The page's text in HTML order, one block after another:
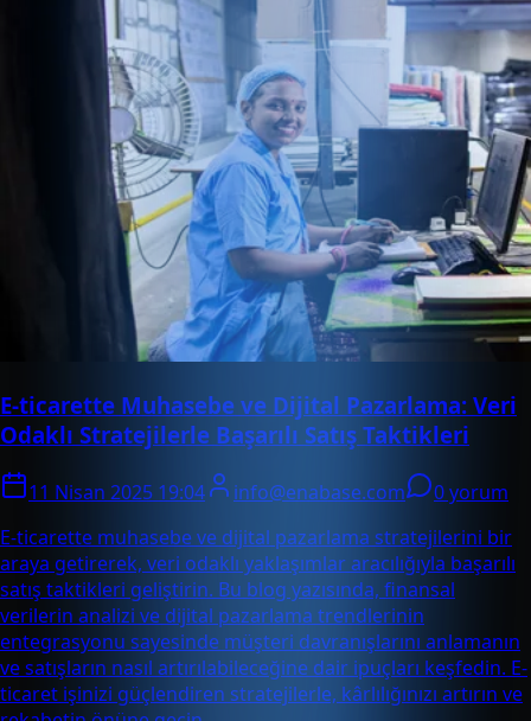
E-ticarette Muhasebe ve Dijital Pazarlama: Veri
Odaklı Stratejilerle Başarılı Satış Taktikleri
11 Nisan 2025 19:04 info@enabase.com
0 yorum
E-ticarette muhasebe ve dijital pazarlama stratejilerini bir
araya getirerek, veri odaklı yaklaşımlar aracılığıyla başarılı
satış taktikleri geliştirin. Bu blog yazısında, finansal
verilerin analizi ve dijital pazarlama trendlerinin
entegrasyonu sayesinde müşteri davranışlarını anlamanın
ve satışların nasıl artırılabileceğine dair ipuçları keşfedin. E-
ticaret işinizi güçlendiren stratejilerle, kârlılığınızı artırın ve